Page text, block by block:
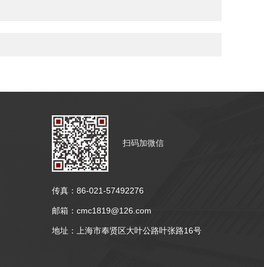
扫码加微信
传真：86-021-57492276
邮箱：cmc1819@126.com
地址：上海市奉贤区大叶公路叶张路16号